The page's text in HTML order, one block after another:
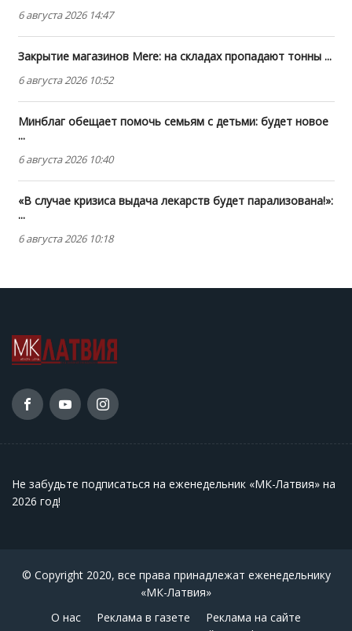
6 августа 2026 14:47
Закрытие магазинов Mere: на складах пропадают тонны ...
6 августа 2026 10:52
Минблаг обещает помочь семьям с детьми: будет новое
...
6 августа 2026 10:40
«В случае кризиса выдача лекарств будет парализована!»:
...
6 августа 2026 10:18
Не забудьте подписаться на еженедельник «МК-Латвия» на
2026 год!
© Copyright 2020, все права принадлежат еженедельнику
«МК-Латвия»
О нас
Реклама в газете
Реклама на сайте